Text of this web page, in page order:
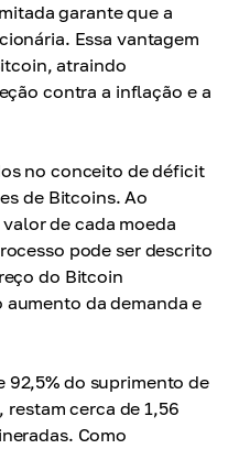
garante que a
Essa vantagem
atraindo
contra a inflação e a
no conceito de déficit
de Bitcoins. Ao
de cada moeda
pode ser descrito
do Bitcoin
da demanda e
do suprimento de
cerca de 1,56
Como